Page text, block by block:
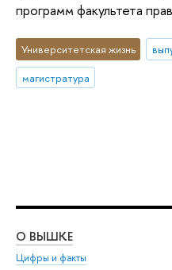
программ факультета
Университетская жизнь
магистратура
О ВЫШКЕ
Цифры и факты